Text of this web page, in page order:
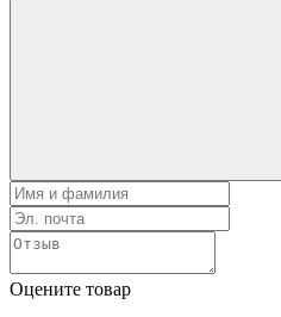
Оцените товар